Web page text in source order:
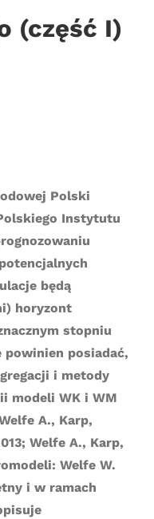
(część I)
Polski
Instytutu
będą
horyzont
stopniu
powinien posiadać,
i metody
modeli WK i WM
A., Karp,
Welfe A., Karp,
Welfe W.
i w ramach